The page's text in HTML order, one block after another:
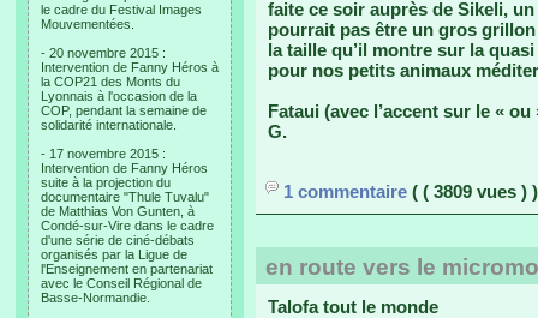
le cadre du Festival Images
Mouvementées.
- 20 novembre 2015 :
Intervention de Fanny Héros à
la COP21 des Monts du
Lyonnais à l'occasion de la
COP, pendant la semaine de
solidarité internationale.
- 17 novembre 2015 :
Intervention de Fanny Héros
suite à la projection du
documentaire "Thule Tuvalu"
de Matthias Von Gunten, à
Condé-sur-Vire dans le cadre
d'une série de ciné-débats
organisés par la Ligue de
l'Enseignement en partenariat
avec le Conseil Régional de
Basse-Normandie.
faite ce soir auprès de Sikeli,
pourrait pas être un gros
la taille qu’il montre sur la
pour nos petits animaux
Fataui (avec l’accent sur le « ou
G.
1 commentaire ( ( 3809 vues ) )
en route vers le
Talofa tout le monde